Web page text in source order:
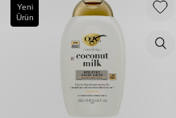
Yeni
Ürün